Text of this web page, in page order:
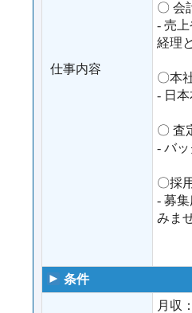
仕事内容
〇 会
- 売
経理
〇本
- 日
〇 査
- バ
〇採用
- 募
みま
条件
月収